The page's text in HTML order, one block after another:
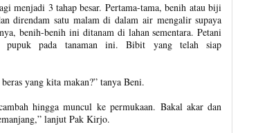
menjadi 3 tahap besar. Pertama-tama, benih atau biji
direndam satu malam di dalam air mengalir supaya
benih-benih ini ditanam di lahan sementara. Petani
pupuk pada tanaman ini. Bibit yang telah siap
yang kita makan?” tanya Beni.
hingga muncul ke permukaan. Bakal akar dan
lanjut Pak Kirjo.